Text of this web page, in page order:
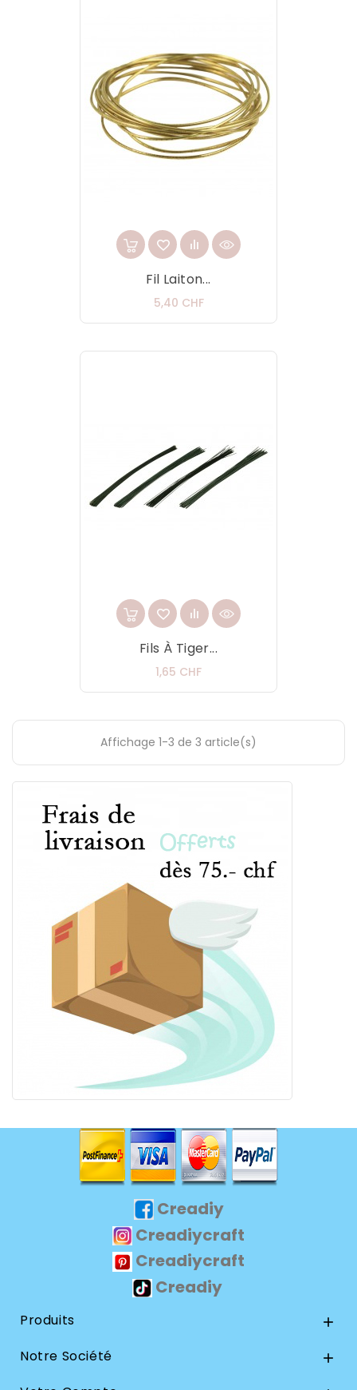
Fil Laiton...
5,40 CHFPrix
Fils À Tiger...
1,65 CHFPrix
Affichage 1-3 de 3 article(s)
Creadiy
Creadiycraft
Creadiycraft
Creadiy
Produits 
Notre Société 